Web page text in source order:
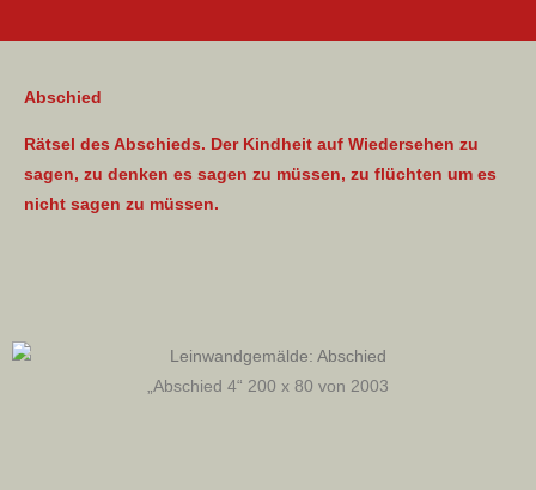
Abschied
Rätsel des Abschieds. Der Kindheit auf Wiedersehen zu
sagen, zu denken es sagen zu müssen, zu flüchten um es
nicht sagen zu müssen.
„Abschied 4“ 200 x 80 von 2003